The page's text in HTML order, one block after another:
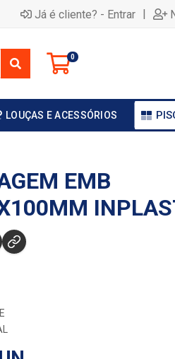
Já é cliente? - Entrar |
0
LOUÇAS E ACESSÓRIOS
EMB